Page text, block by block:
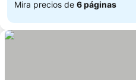
Mira precios de 6 páginas